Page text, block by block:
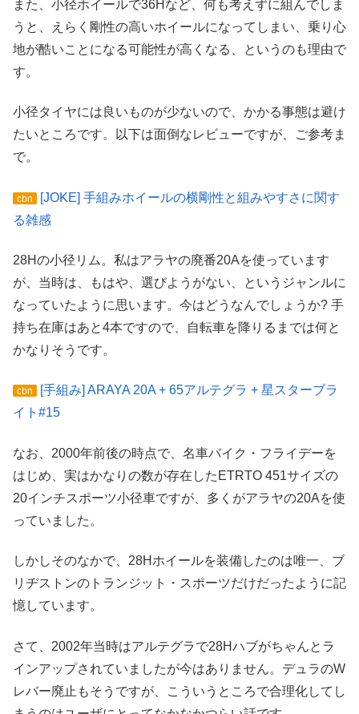
また、小径ホイールで36Hなど、何も考えずに組んでしま
うと、えらく剛性の高いホイールになってしまい、乗り心
地が酷いことになる可能性が高くなる、というのも理由で
す。
小径タイヤには良いものが少ないので、かかる事態は避け
たいところです。以下は面倒なレビューですが、ご参考ま
で。
cbn
[JOKE] 手組みホイールの横剛性と組みやすさに関す
る雑感
28Hの小径リム。私はアラヤの廃番20Aを使っています
が、当時は、もはや、選びようがない、というジャンルに
なっていたように思います。今はどうなんでしょうか? 手
持ち在庫はあと4本ですので、自転車を降りるまでは何と
かなりそうです。
cbn
[手組み] ARAYA 20A + 65アルテグラ + 星スターブラ
イト#15
なお、2000年前後の時点で、名車バイク・フライデーを
はじめ、実はかなりの数が存在したETRTO 451サイズの
20インチスポーツ小径車ですが、多くがアラヤの20Aを使
っていました。
しかしそのなかで、28Hホイールを装備したのは唯一、ブ
リヂストンのトランジット・スポーツだけだったように記
憶しています。
さて、2002年当時はアルテグラで28Hハブがちゃんとラ
インアップされていましたが今はありません。デュラのW
レバー廃止もそうですが、こういうところで合理化してし